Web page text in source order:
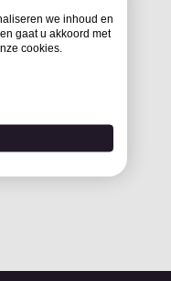
we inhoud en
gaat u akkoord met
cookies.